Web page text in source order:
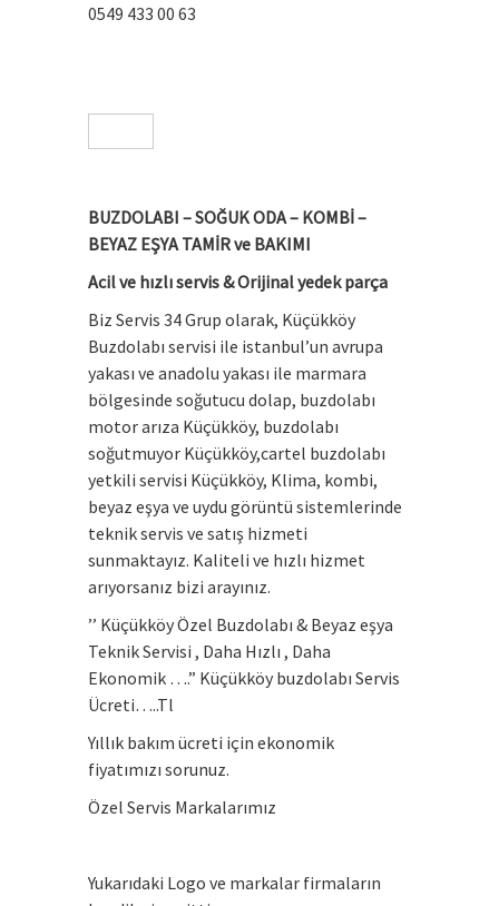
0549 433 00 63
BUZDOLABI – SOĞUK ODA – KOMBİ –
BEYAZ EŞYA TAMİR ve BAKIMI
Acil ve hızlı servis & Orijinal yedek parça
Biz Servis 34 Grup olarak, Küçükköy
Buzdolabı servisi ile istanbul’un avrupa
yakası ve anadolu yakası ile marmara
bölgesinde soğutucu dolap, buzdolabı
motor arıza Küçükköy, buzdolabı
soğutmuyor Küçükköy,cartel buzdolabı
yetkili servisi Küçükköy, Klima, kombi,
beyaz eşya ve uydu görüntü sistemlerinde
teknik servis ve satış hizmeti
sunmaktayız. Kaliteli ve hızlı hizmet
arıyorsanız bizi arayınız.
’’ Küçükköy Özel Buzdolabı & Beyaz eşya
Teknik Servisi , Daha Hızlı , Daha
Ekonomik ….” Küçükköy buzdolabı Servis
Ücreti…..Tl
Yıllık bakım ücreti için ekonomik
fiyatımızı sorunuz.
Özel Servis Markalarımız
Yukarıdaki Logo ve markalar firmaların